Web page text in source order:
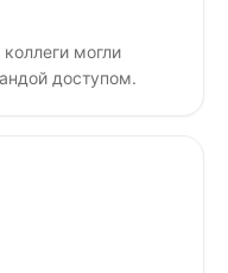
могли
доступом.